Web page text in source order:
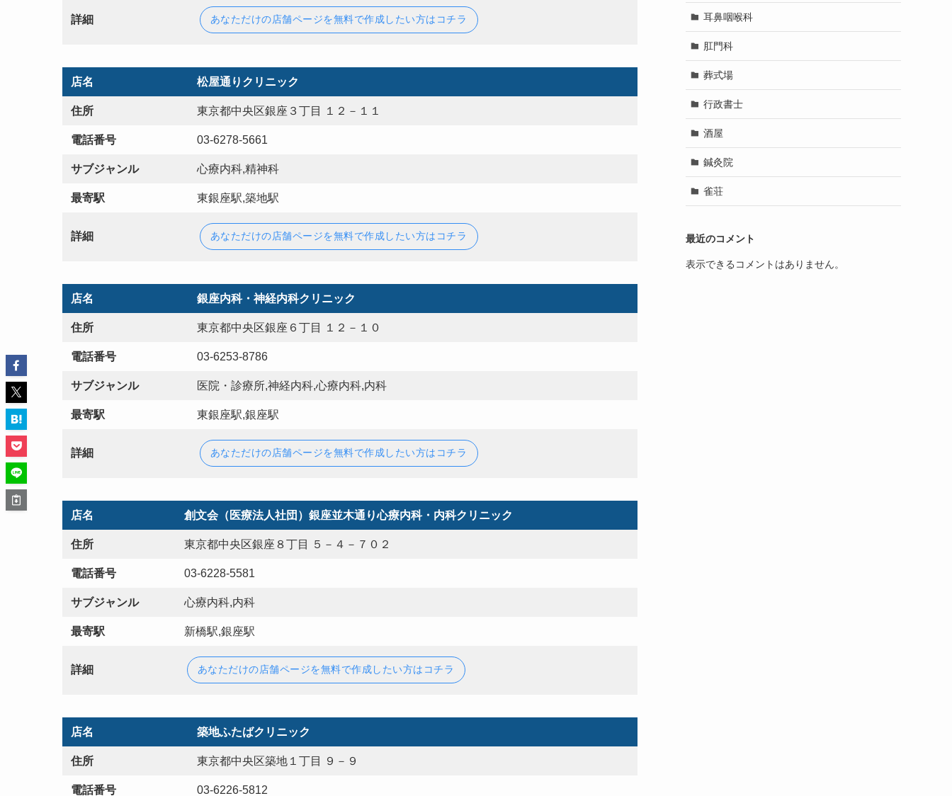
詳細 あなただけの店舗ページを無料で作成したい方はコチラ
店名 松屋通りクリニック
住所 東京都中央区銀座３丁目 １２－１１
電話番号 03-6278-5661
サブジャンル 心療内科,精神科
最寄駅 東銀座駅,築地駅
詳細 あなただけの店舗ページを無料で作成したい方はコチラ
店名 銀座内科・神経内科クリニック
住所 東京都中央区銀座６丁目 １２－１０
電話番号 03-6253-8786
サブジャンル 医院・診療所,神経内科,心療内科,内科
最寄駅 東銀座駅,銀座駅
詳細 あなただけの店舗ページを無料で作成したい方はコチラ
店名 創文会（医療法人社団）銀座並木通り心療内科・内科クリニック
住所 東京都中央区銀座８丁目 ５－４－７０２
電話番号 03-6228-5581
サブジャンル 心療内科,内科
最寄駅 新橋駅,銀座駅
詳細 あなただけの店舗ページを無料で作成したい方はコチラ
店名 築地ふたばクリニック
住所 東京都中央区築地１丁目 ９－９
電話番号 03-6226-5812
耳鼻咽喉科
肛門科
葬式場
行政書士
酒屋
鍼灸院
雀荘
最近のコメント
表示できるコメントはありません。